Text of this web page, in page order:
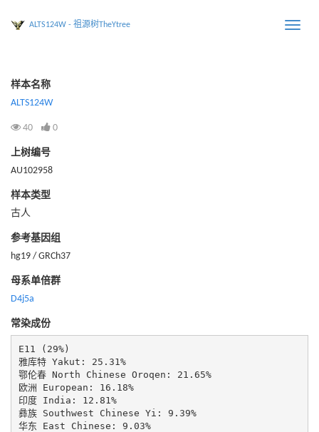
Toggle
ALTS124W - 祖源树TheYtree
样本名称
ALTS124W
40 0
上树编号
AU102958
样本类型
古人
参考基因组
hg19 / GRCh37
母系单倍群
D4j5a
常染成份
E11 (29%)
雅库特 Yakut: 25.31%
鄂伦春 North Chinese Oroqen: 21.65%
欧洲 European: 16.18%
印度 India: 12.81%
彝族 Southwest Chinese Yi: 9.39%
华东 East Chinese: 9.03%